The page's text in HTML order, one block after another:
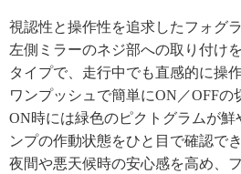
視認性と操作性を追求したフォグ
左側ミラーのネジ部への取り付け
タイプで、走行中でも直感的に操
ワンプッシュで簡単にON／OFFの
ON時には緑色のピクトグラムが鮮
ンプの作動状態をひと目で確認でき
夜間や悪天候時の安心感を高め、